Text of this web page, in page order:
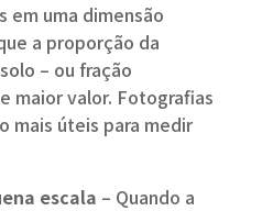
em uma dimensão
a proporção da
– ou fração
maior valor. Fotografias
mais úteis para medir
escala – Quando a